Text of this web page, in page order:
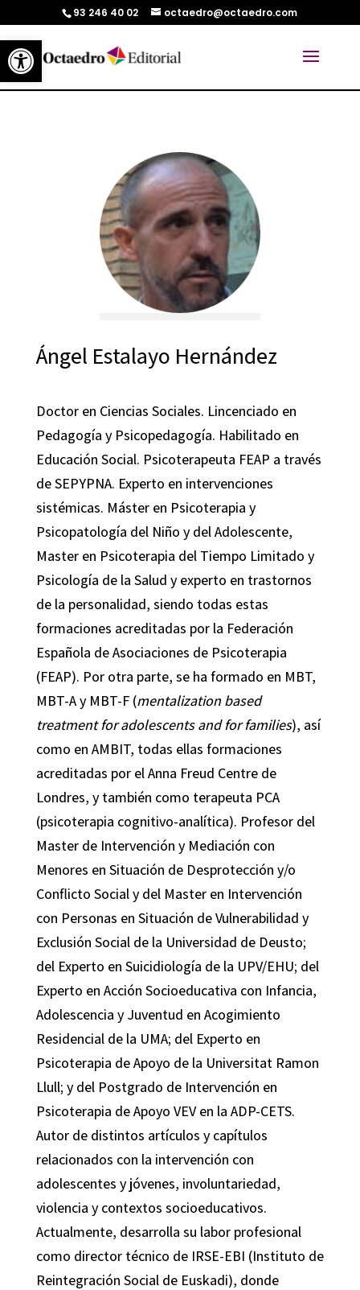
Abrir barra de herramientas
93 246 40 02 octaedro@octaedro.com
Ángel Estalayo Hernández
Doctor en Ciencias Sociales. Lincenciado en
Pedagogía y Psicopedagogía. Habilitado en
Educación Social. Psicoterapeuta FEAP a través
de SEPYPNA. Experto en intervenciones
sistémicas. Máster en Psicoterapia y
Psicopatología del Niño y del Adolescente,
Master en Psicoterapia del Tiempo Limitado y
Psicología de la Salud y experto en trastornos
de la personalidad, siendo todas estas
formaciones acreditadas por la Federación
Española de Asociaciones de Psicoterapia
(FEAP). Por otra parte, se ha formado en MBT,
MBT-A y MBT-F (mentalization based
treatment for adolescents and for families), así
como en AMBIT, todas ellas formaciones
acreditadas por el Anna Freud Centre de
Londres, y también como terapeuta PCA
(psicoterapia cognitivo-analítica). Profesor del
Master de Intervención y Mediación con
Menores en Situación de Desprotección y/o
Conflicto Social y del Master en Intervención
con Personas en Situación de Vulnerabilidad y
Exclusión Social de la Universidad de Deusto;
del Experto en Suicidiología de la UPV/EHU; del
Experto en Acción Socioeducativa con Infancia,
Adolescencia y Juventud en Acogimiento
Residencial de la UMA; del Experto en
Psicoterapia de Apoyo de la Universitat Ramon
Llull; y del Postgrado de Intervención en
Psicoterapia de Apoyo VEV en la ADP-CETS.
Autor de distintos artículos y capítulos
relacionados con la intervención con
adolescentes y jóvenes, involuntariedad,
violencia y contextos socioeducativos.
Actualmente, desarrolla su labor profesional
como director técnico de IRSE-EBI (Instituto de
Reintegración Social de Euskadi), donde